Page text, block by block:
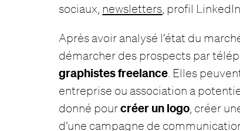
sociaux, newsletters , profil
Après avoir analysé l’état du
démarcher des prospects par
graphistes freelance . Elles
entreprise ou association a
donné pourcréer un logo , créer
d’une campagne de